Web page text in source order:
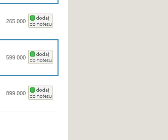
265 000
599 000
899 000